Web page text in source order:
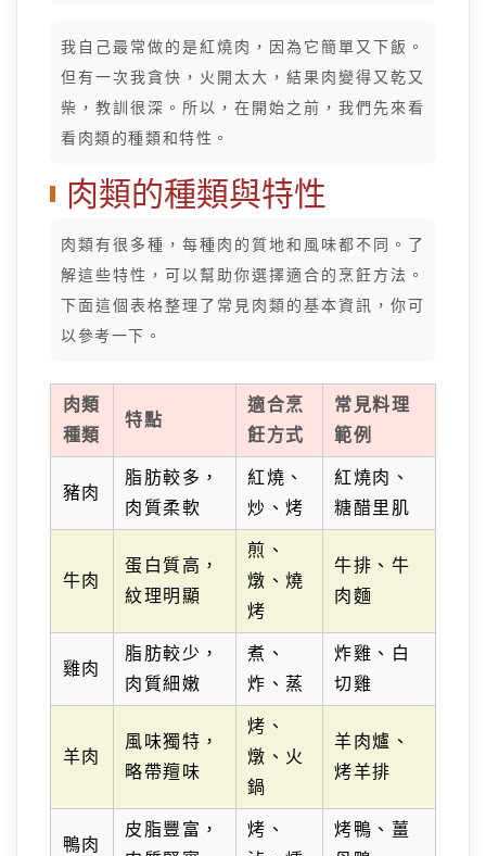
我自己最常做的是紅燒肉，因為它簡單又下飯。
但有一次我貪快，火開太大，結果肉變得又乾又
柴，教訓很深。所以，在開始之前，我們先來看
看肉類的種類和特性。
肉類的種類與特性
肉類有很多種，每種肉的質地和風味都不同。了
解這些特性，可以幫助你選擇適合的烹飪方法。
下面這個表格整理了常見肉類的基本資訊，你可
以參考一下。
肉類
種類
特點
適合烹
飪方式
常見料理
範例
豬肉
脂肪較多，
肉質柔軟
紅燒、
炒、烤
紅燒肉、
糖醋里肌
牛肉
蛋白質高，
紋理明顯
煎、
燉、燒
烤
牛排、牛
肉麵
雞肉
脂肪較少，
肉質細嫩
煮、
炸、蒸
炸雞、白
切雞
羊肉
風味獨特，
略帶羶味
烤、
燉、火
鍋
羊肉爐、
烤羊排
鴨肉
皮脂豐富，
烤、
烤鴨、薑